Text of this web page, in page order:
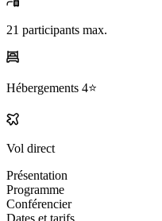
21 participants max.
Hébergements 4⭐️
Vol direct
Présentation
Programme
Conférencier
Dates et tarifs